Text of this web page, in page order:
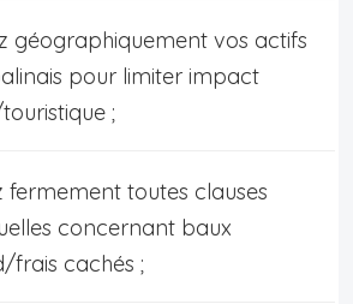
géographiquement vos actifs
pour limiter impact
;
fermement toutes clauses
concernant baux
frais cachés ;